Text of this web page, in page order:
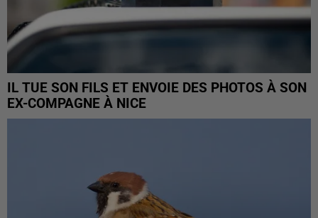
IL TUE SON FILS ET ENVOIE DES PHOTOS À SON
EX-COMPAGNE À NICE